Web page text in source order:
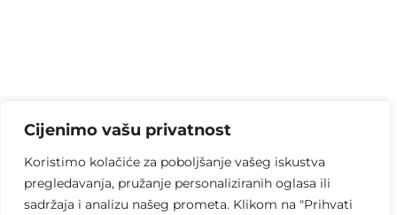
Cijenimo vašu privatnost
Koristimo kolačiće za poboljšanje vašeg iskustva
pregledavanja, pružanje personaliziranih oglasa ili
sadržaja i analizu našeg prometa. Klikom na "Prihvati